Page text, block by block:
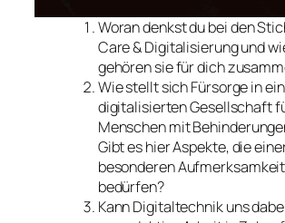
Woran denkst du bei den
Care & Digitalisierung und
gehören sie für dich
Wie stellt sich Fürsorge in
digitalisierten Gesellschaft
Menschen mit
Gibt es hier Aspekte, die
besonderen Aufmerksamkeit
bedürfen?
Kann Digitaltechnik uns